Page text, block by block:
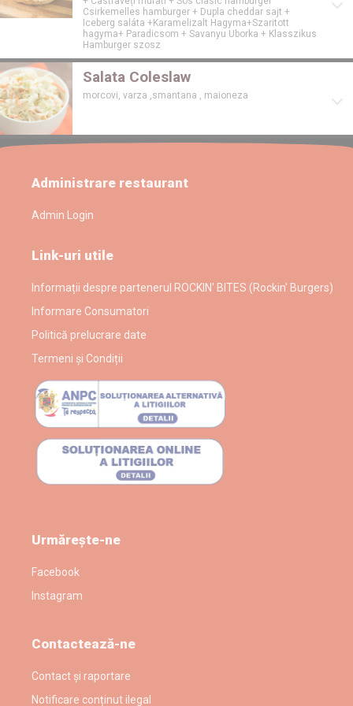
Csirkemelles hamburger + Dupla cheddar sajt +
Iceberg saláta +Karamelizalt Hagyma+Szaritott
hagyma+ Paradicsom + Savanyu Uborka + Klasszikus
Hamburger szosz
Salata Coleslaw
morcovi, varza ,smantana , maioneza
Administrare restaurant
Admin Login
Link-uri utile
Informații despre partenerul ROCKIN' BITES (Rockin' Burgers)
Informare Consumatori
Politică prelucrare date
Termeni și Condiții
Urmărește-ne
Facebook
Instagram
Contactează-ne
Contact și raportare
Notificare conținut ilegal